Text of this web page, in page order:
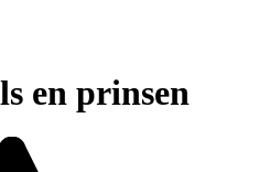
en prinsen